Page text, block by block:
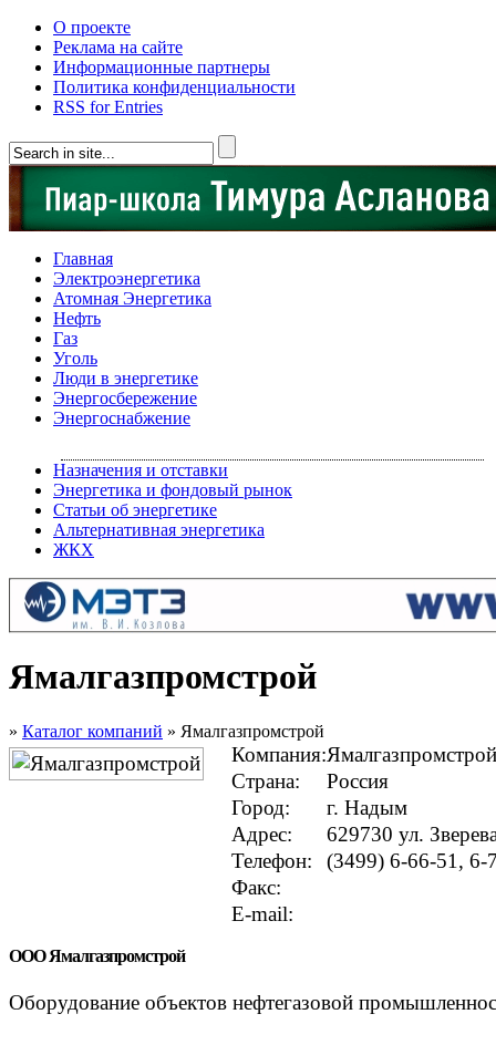
О проекте
Реклама на сайте
Информационные партнеры
Политика конфиденциальности
RSS for Entries
Главная
Электроэнергетика
Атомная Энергетика
Нефть
Газ
Уголь
Люди в энергетике
Энергосбережение
Энергоснабжение
Назначения и отставки
Энергетика и фондовый рынок
Статьи об энергетике
Альтернативная энергетика
ЖКХ
Ямалгазпромстрой
» Каталог компаний » Ямалгазпромстрой
Компания:Ямалгазпромстрой
Страна:
Россия
Город:
г. Надым
Адрес:
629730 ул.
Телефон:
(3499) 6-66-51, 6-
Факс:
E-mail:
ООО Ямалгазпромстрой
Оборудование объектов нефтегазовой